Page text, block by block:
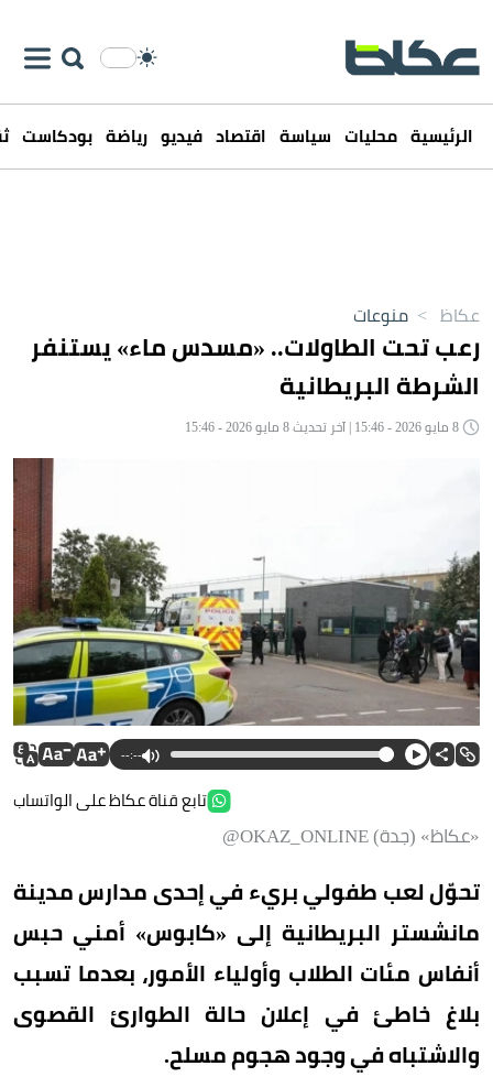
الرئيسية محليات سياسة اقتصاد فيديو رياضة بودكاست
عكاظ > منوعات
رعب تحت الطاولات.. «مسدس ماء» يستنفر
الشرطة البريطانية
--:--
تابع قناة عكاظ على الواتساب
«عكاظ» (جدة) OKAZ_ONLINE@
تحوّل لعب طفولي بريء في إحدى مدارس مدينة
مانشستر البريطانية إلى «كابوس» أمني حبس
أنفاس مئات الطلاب وأولياء الأمور، بعدما تسبب
بلاغ خاطئ في إعلان حالة الطوارئ القصوى
والاشتباه في وجود هجوم مسلح.